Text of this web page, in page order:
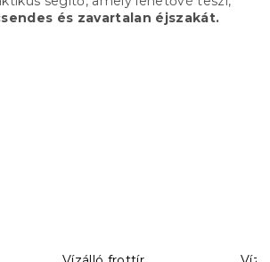
és zavartalan éjszakát.